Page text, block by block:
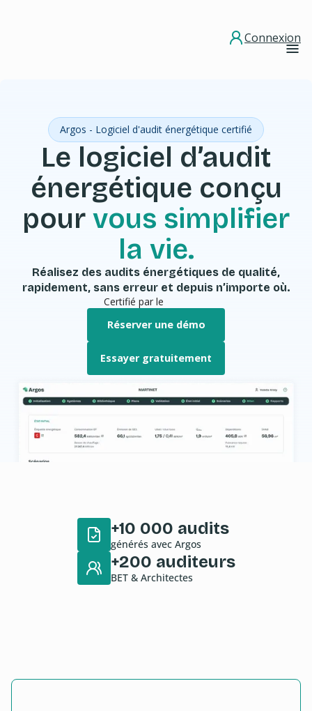
Connexion
Argos - Logiciel d'audit énergétique certifié
Le logiciel d’audit
énergétique conçu
pour vous simplifier
la vie.
Réalisez des audits énergétiques de qualité,
rapidement, sans erreur et depuis n’importe où.
Certifié par le
Réserver une démo
Essayer gratuitement
+10 000 audits
générés avec Argos
+200 auditeurs
BET & Architectes